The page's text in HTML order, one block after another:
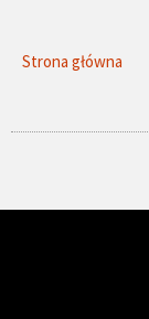
Strona główna